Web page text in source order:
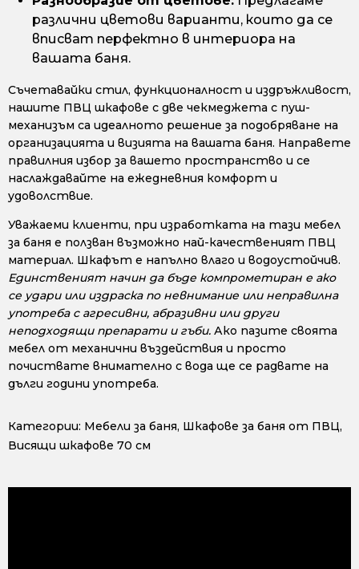
различни цветови варианти, които да се
вписват перфектно в интериора на
вашата баня.
Съчетавайки стил, функционалност и издръжливост,
нашите ПВЦ шкафове с две чекмеджета с пуш-
механизъм са идеалното решение за подобряване на
организацията и визията на вашата баня. Направете
правилния избор за вашето пространство и се
наслаждавайте на ежедневния комфорт и
удоволствие.
Уважаеми клиенти, при изработката на тази мебел
за баня е ползван възможно най-качественият ПВЦ
материал. Шкафът е напълно влаго и водоустойчив.
Единственият начин да бъде компрометиран е ако
се удари или издраска по невнимание или неправилна
употреба с агресивни, абразивни или други
неподходящи препарати и гъби. Ако пазите своята
мебел от механични въздействия и просто
почиствате внимателно с вода ще се радвате на
дълги години употреба.
Категории: Мебели за баня, Шкафове за баня от ПВЦ,
Висящи шкафове 70 см